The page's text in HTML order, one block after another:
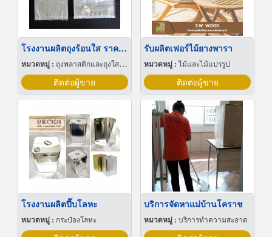
โรงงานผลิตถุงร้อนใส ราคาส่ง
หมวดหมู่ : ถุงพลาสติกและถุงใสโปร่ง
ติดต่อผู้ขาย
รับผลิตเฟอร์ไม้ยางพารา
หมวดหมู่ :ไม้และไม้แปรรูป
ติดต่อผู้ขาย
โรงงานผลิตปี๊บโลหะ
หมวดหมู่ : กระป๋องโลหะ
บริการจัดหาแม่บ้านโคราช
หมวดหมู่ : บริการทำความสะอาด